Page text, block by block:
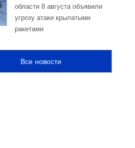
области 8 августа объявили
угрозу атаки крылатыми
ракетами
Все новости